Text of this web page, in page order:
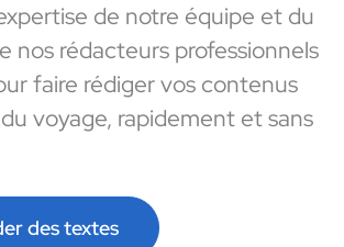
de notre équipe et du
nos rédacteurs professionnels
faire rédiger vos contenus
voyage, rapidement et sans
des textes